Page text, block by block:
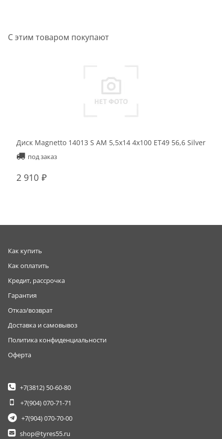
С этим товаром покупают
Диск Magnetto 14013 S AM 5,5x14 4x100 ET49 56,6 Silver
под заказ
2 910
Как купить
Как оплатить
Кредит, рассрочка
Гарантия
Отказ/возврат
Доставка и самовывоз
Политика конфиденциальности
Оферта
+7(3812) 50-60-80
+7(904)070-71-71
+7(904)070-70-00
shop@tyres55.ru